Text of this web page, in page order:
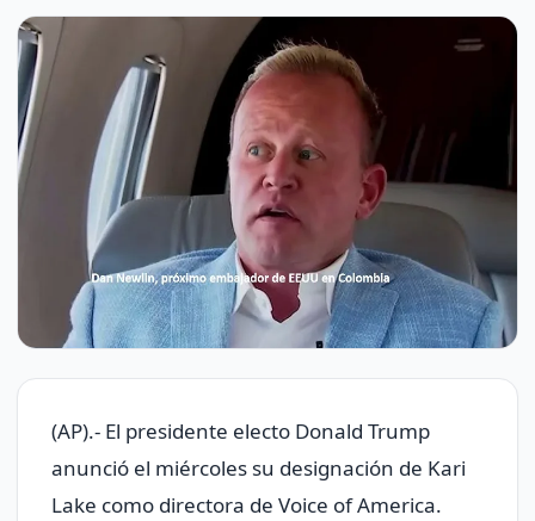
(AP).- El presidente electo Donald Trump
anunció el miércoles su designación de Kari
Lake como directora de Voice of America.